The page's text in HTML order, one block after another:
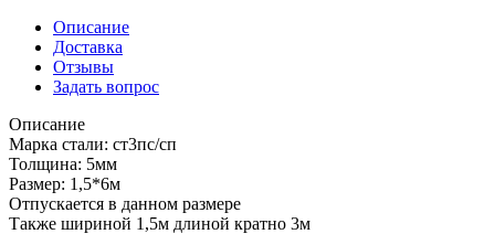
Описание
Доставка
Отзывы
Задать вопрос
Описание
Марка стали: ст3пс/сп
Толщина: 5мм
Размер: 1,5*6м
Отпускается в данном размере
Также шириной 1,5м длиной кратно 3м